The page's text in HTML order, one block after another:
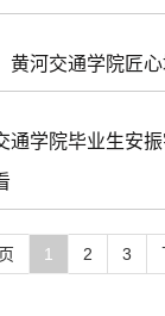
黄河交通学院匠
通学院毕业生安
1 2 3